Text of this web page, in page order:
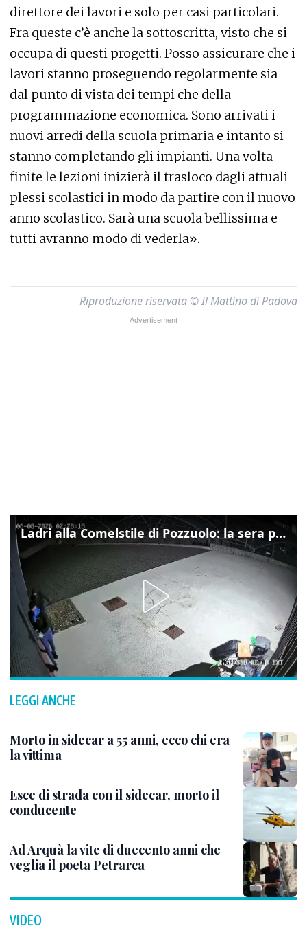
direttore dei lavori e solo per casi particolari.
Fra queste c’è anche la sottoscritta, visto che si
occupa di questi progetti. Posso assicurare che i
lavori stanno proseguendo regolarmente sia
dal punto di vista dei tempi che della
programmazione economica. Sono arrivati i
nuovi arredi della scuola primaria e intanto si
stanno completando gli impianti. Una volta
finite le lezioni inizierà il trasloco dagli attuali
plessi scolastici in modo da partire con il nuovo
anno scolastico. Sarà una scuola bellissima e
tutti avranno modo di vederla».
Riproduzione riservata © Il Mattino di Padova
Ladri alla Comelstile di Pozzuolo: la sera prima il tentato furto a Buja, ecco le immagini
LEGGI ANCHE
Morto in sidecar a 55 anni, ecco chi era
la vittima
Esce di strada con il sidecar, morto il
conducente
Ad Arquà la vite di duecento anni che
veglia il poeta Petrarca
VIDEO